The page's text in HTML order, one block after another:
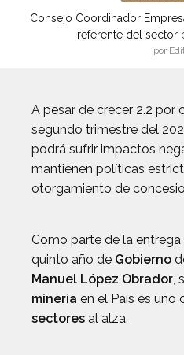
Consejo Coordinador
referente del sector
por
A pesar de crecer 2.2 por
segundo trimestre del
podrá sufrir impactos
mantienen políticas
otorgamiento de
Como parte de la entrega
quinto año de Gobierno
Manuel López Obrador,
minería en el País es uno
sectores al alza.